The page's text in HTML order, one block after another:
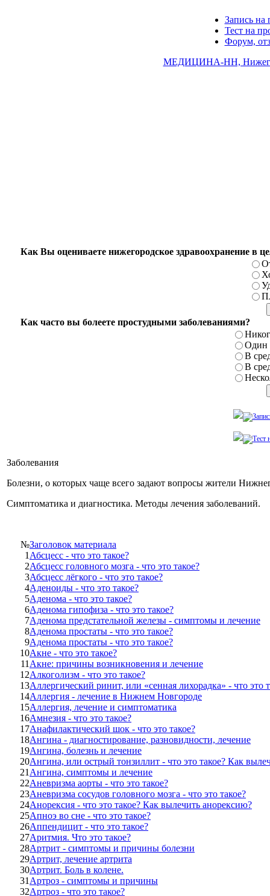
Запись на
Тест на
Форум,
МЕДИЦИНА-НН,
Как Вы оцениваете нижегородское здравоохранение в
Как часто вы болеете простудными заболеваниями?
Один
В
В
Заболевания
Болезни, о которых чаще всего задают вопросы жители
Симптоматика и диагностика. Методы лечения заболеваний.
№Заголовок материала
1 Абсцесс - что это такое?
2Абсцесс головного мозга - что это такое?
3Абсцесс лёгкого - что это такое?
4Аденоиды - что это такое?
5Аденома - что это такое?
6Аденома гипофиза - что это такое?
7Аденома предстательной железы - симптомы и лечение
8Аденома простаты - что это такое?
9Аденома простаты - что это такое?
10Акне - что это такое?
11 Акне: причины возникновения и лечение
12Алкоголизм - что это такое?
13Аллергический ринит, или «сенная лихорадка» - что это
14Аллергия - лечение в Нижнем Новгороде
15Аллергия, лечение и симптоматика
16Амнезия - что это такое?
17Анафилактический шок - что это такое?
18Ангина - диагностирование, разновидности, лечение
19Ангина, болезнь и лечение
20Ангина, или острый тонзиллит - что это такое? Как
21 Ангина, симптомы и лечение
22Аневризма аорты - что это такое?
23Аневризма сосудов головного мозга - что это такое?
24Анорексия - что это такое? Как вылечить анорексию?
25Апноэ во сне - что это такое?
26Аппендицит - что это такое?
27Аритмия. Что это такое?
28Артрит - симптомы и причины болезни
29Артрит, лечение артрита
30Артрит. Боль в колене.
31 Артроз - симптомы и причины
32Артроз - что это такое?